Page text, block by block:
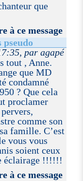
que
à ce message
pseudo
par agapé
tout , Anne.
que MD
condamné
? Que cela
proclamer
comme son
famille. C’est
vous vous
soient ceux
éclairage !!!!!!
à ce message